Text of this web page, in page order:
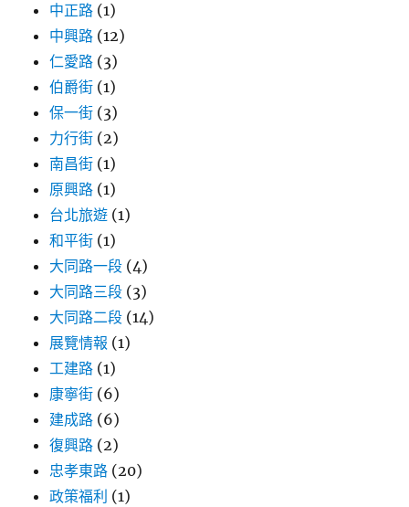
中正路 (1)
中興路 (12)
仁愛路 (3)
伯爵街 (1)
保一街 (3)
力行街 (2)
南昌街 (1)
原興路 (1)
台北旅遊 (1)
和平街 (1)
大同路一段 (4)
大同路三段 (3)
大同路二段 (14)
展覽情報 (1)
工建路 (1)
康寧街 (6)
建成路 (6)
復興路 (2)
忠孝東路 (20)
政策福利 (1)